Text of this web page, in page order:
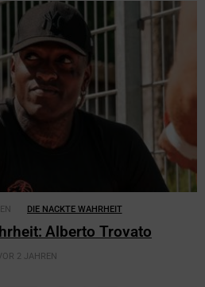
DIE NACKTE WAHRHEIT
Alberto Trovato
2 JAHREN